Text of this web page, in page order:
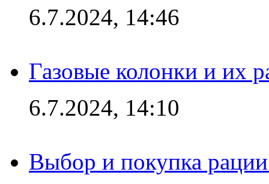
6.7.2024, 14:46
Газовые колонки и их
6.7.2024, 14:10
Выбор и покупка